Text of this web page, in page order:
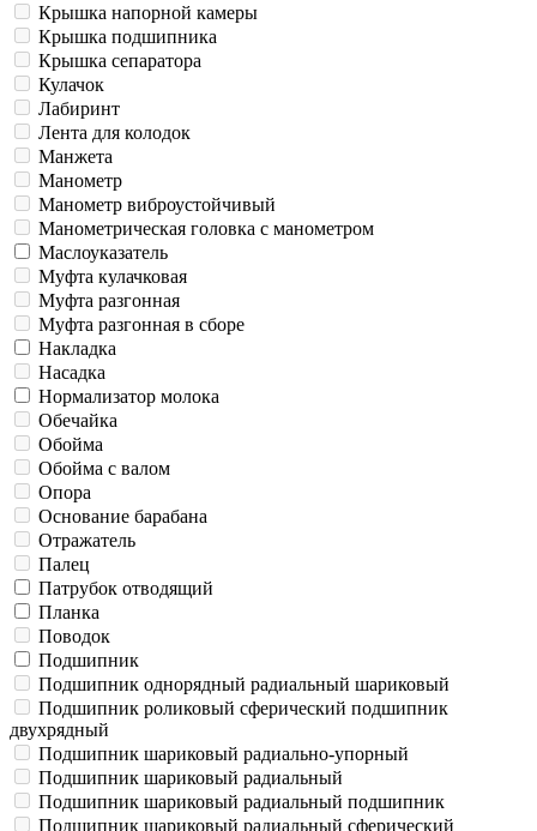
Крышка напорной камеры
Крышка подшипника
Крышка сепаратора
Кулачок
Лабиринт
Лента для колодок
Манжета
Манометр
Манометр виброустойчивый
Манометрическая головка c манометром
Маслоуказатель
Муфта кулачковая
Муфта разгонная
Муфта разгонная в сборе
Накладка
Насадка
Нормализатор молока
Обечайка
Обойма
Обойма с валом
Опора
Основание барабана
Отражатель
Палец
Патрубок отводящий
Планка
Поводок
Подшипник
Подшипник однорядный радиальный шариковый
Подшипник роликовый сферический подшипник
двухрядный
Подшипник шариковый радиально-упорный
Подшипник шариковый радиальный
Подшипник шариковый радиальный подшипник
Подшипник шариковый радиальный сферический